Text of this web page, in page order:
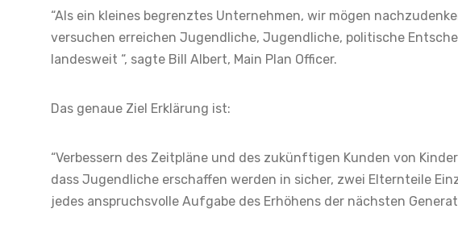
“Als ein kleines begrenztes Unternehmen, wir mögen
versuchen erreichen Jugendliche, Jugendliche, politische
landesweit “, sagte Bill Albert, Main Plan Officer.
Das genaue Ziel Erklärung ist:
“Verbessern des Zeitpläne und des zukünftigen Kunden von
dass Jugendliche erschaffen werden in sicher, zwei Elternteile
jedes anspruchsvolle Aufgabe des Erhöhens der nächsten